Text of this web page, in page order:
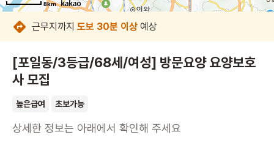
8km
8km
8km
8km
8km
8km
8km
8km
근무지까지 도보 30분 이상 예상
[포일동/3등급/68세/여성] 방문요양 요양보호
사 모집
높은급여 초보가능
상세한 정보는 아래에서 확인해 주세요